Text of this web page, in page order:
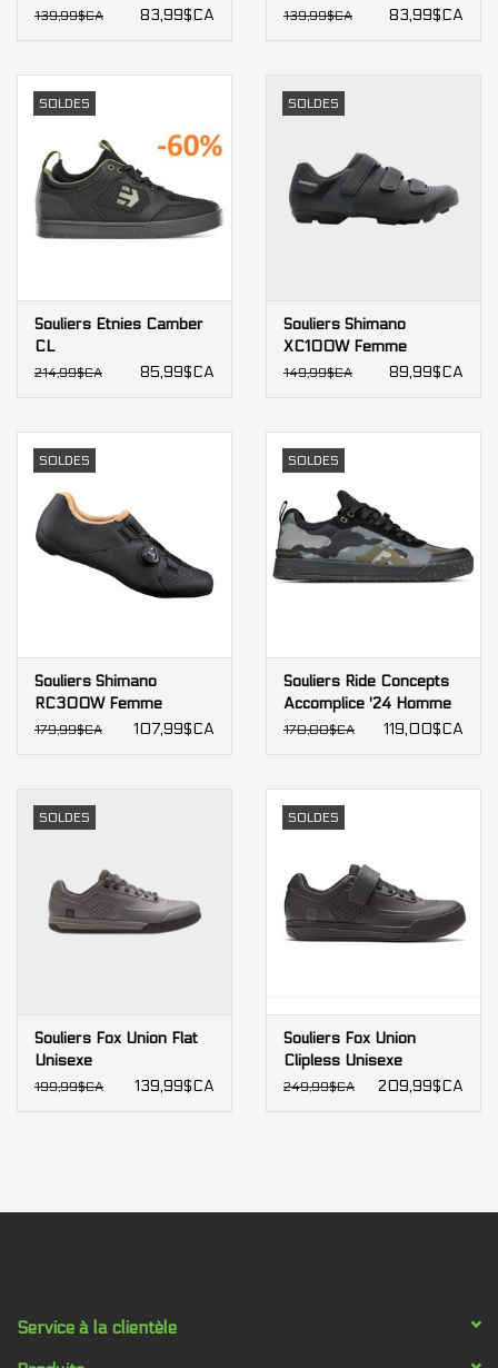
139,99$CA 83,99$CA 139,99$CA 83,99$CA
SOLDES
Souliers Etnies Camber
CL
214,99$CA 85,99$CA
SOLDES
Souliers Shimano
XC100W Femme
149,99$CA 89,99$CA
SOLDES
Souliers Shimano
RC300W Femme
179,99$CA 107,99$CA
SOLDES
Souliers Ride Concepts
Accomplice '24 Homme
170,00$CA 119,00$CA
SOLDES
Souliers Fox Union Flat
Unisexe
199,99$CA 139,99$CA
SOLDES
Souliers Fox Union
Clipless Unisexe
249,99$CA 209,99$CA
Service à la clientèle